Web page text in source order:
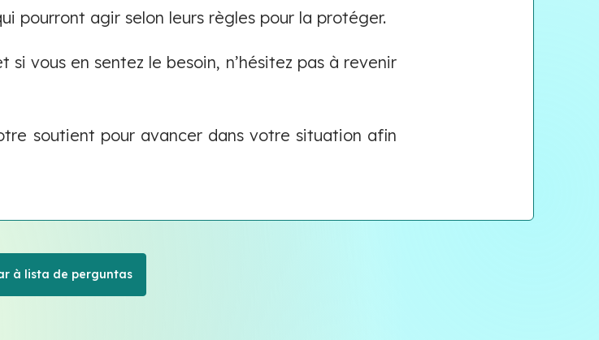
pourront agir selon leurs règles pour la protéger.
vous en sentez le besoin, n’hésitez pas à revenir
soutient pour avancer dans votre situation afin
à lista de perguntas